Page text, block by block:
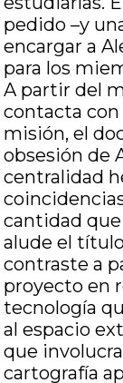
pedido –y
encargar a
para los
A partir del
contacta con
misión, el
obsesión de
centralidad
cantidad que
alude el
contraste a
proyecto en
tecnología
al espacio
que
cartografía